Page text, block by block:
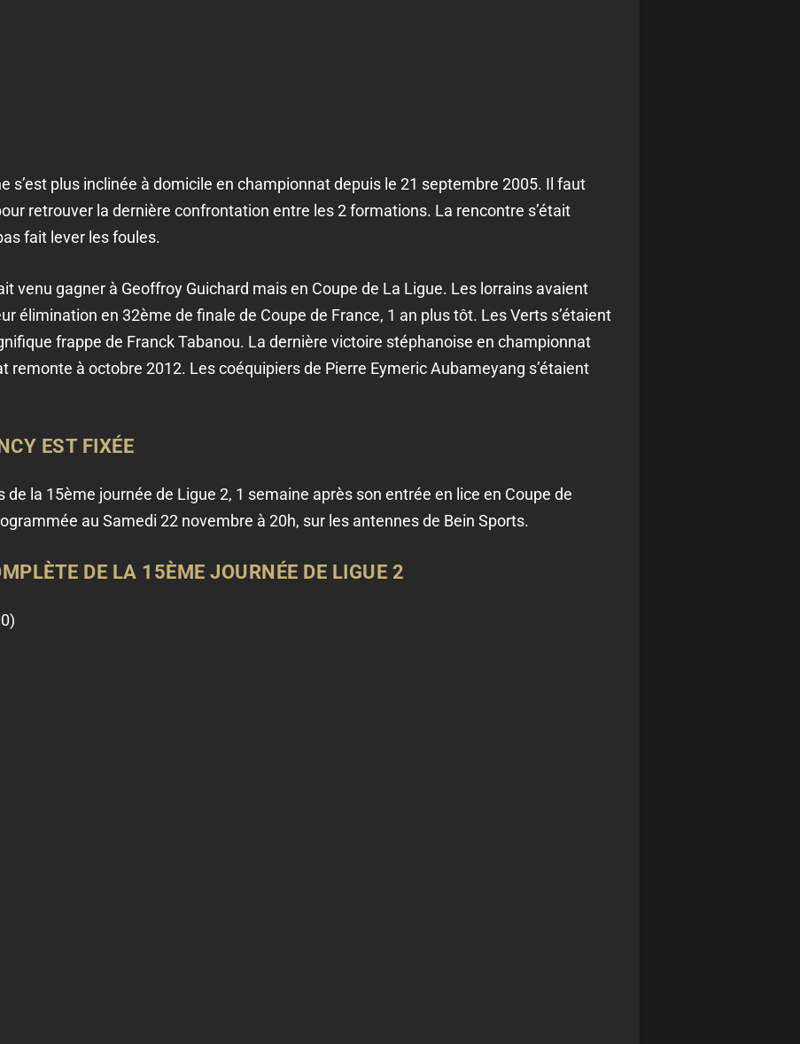
s’est plus inclinée à domicile en championnat depuis le 21 septembre 2005. Il faut
retrouver la dernière confrontation entre les 2 formations. La rencontre s’était
fait lever les foules.
venu gagner à Geoffroy Guichard mais en Coupe de La Ligue. Les lorrains avaient
élimination en 32ème de finale de Coupe de France, 1 an plus tôt. Les Verts s’étaient
frappe de Franck Tabanou. La dernière victoire stéphanoise en championnat
remonte à octobre 2012. Les coéquipiers de Pierre Eymeric Aubameyang s’étaient
EST FIXÉE
de la 15ème journée de Ligue 2, 1 semaine après son entrée en lice en Coupe de
au Samedi 22 novembre à 20h, sur les antennes de Bein Sports.
DE LA 15ÈME JOURNÉE DE LIGUE 2